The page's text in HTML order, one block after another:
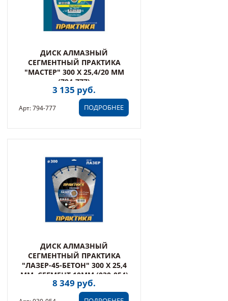
ДИСК АЛМАЗНЫЙ
СЕГМЕНТНЫЙ ПРАКТИКА
"МАСТЕР" 300 Х 25,4/20 ММ
(794-777)
3 135 руб.
ПОДРОБНЕЕ
Арт: 794-777
ДИСК АЛМАЗНЫЙ
СЕГМЕНТНЫЙ ПРАКТИКА
"ЛАЗЕР-45-БЕТОН" 300 Х 25,4
ММ, СЕГМЕНТ 10ММ (030-054)
8 349 руб.